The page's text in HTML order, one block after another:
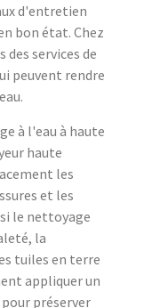
d'entretien
bon état. Chez
des services de
peuvent rendre
à l'eau à haute
haute
les
et les
le nettoyage
la
tuiles en terre
appliquer un
préserver